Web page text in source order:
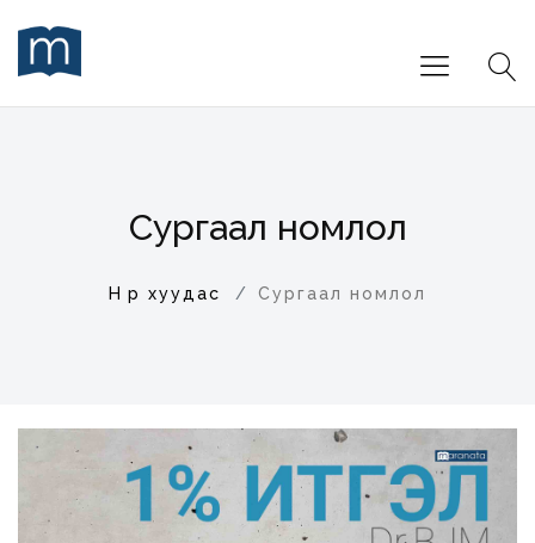
Сургаал номлол
Нүүр хуудас Сургаал номлол